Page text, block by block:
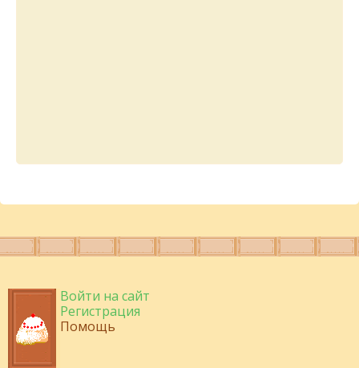
Войти на сайт
Регистрация
Помощь